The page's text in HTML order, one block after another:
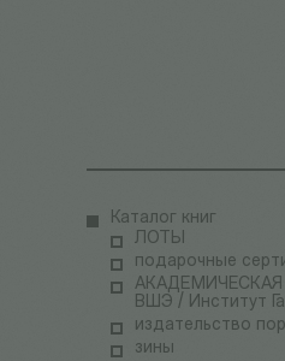
Каталог книг
ЛОТЫ
подарочные
ВШЭ / Институт
издательство
зины